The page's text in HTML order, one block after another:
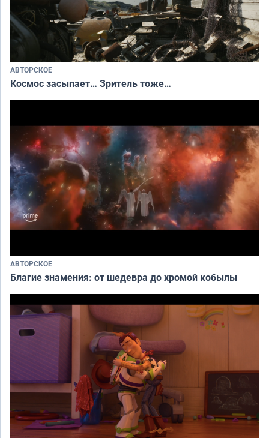
АВТОРСКОЕ
Космос засыпает… Зритель тоже…
АВТОРСКОЕ
Благие знамения: от шедевра до хромой кобылы